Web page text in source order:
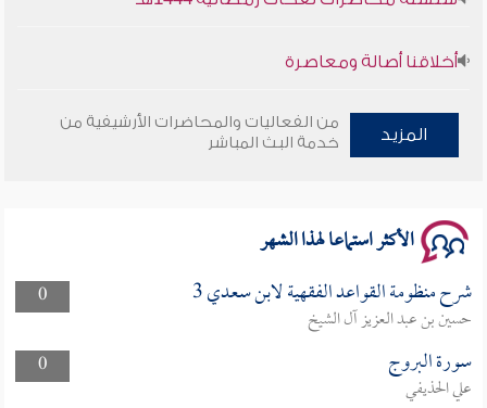
أخلاقنا أصالة ومعاصرة
وأمنهم من خوف 9
المزيد
من الفعاليات والمحاضرات الأرشيفية من
خدمة البث المباشر
الأكثر استماعا لهذا الشهر
0 شرح منظومة القواعد الفقهية لابن سعدي 3
حسين بن عبد العزيز آل الشيخ
0
سورة البروج
علي الحذيفي